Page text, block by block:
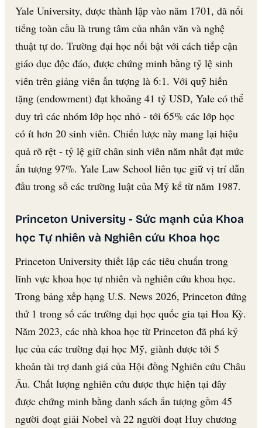
Yale University, được thành lập vào năm 1701, đã nổi
tiếng toàn cầu là trung tâm của nhân văn và nghệ
thuật tự do. Trường đại học nổi bật với cách tiếp cận
giáo dục độc đáo, được chứng minh bằng tỷ lệ sinh
viên trên giảng viên ấn tượng là 6:1. Với quỹ hiến
tặng (endowment) đạt khoảng 41 tỷ USD, Yale có thể
duy trì các nhóm lớp học nhỏ - tới 65% các lớp học
có ít hơn 20 sinh viên. Chiến lược này mang lại hiệu
quả rõ rệt - tỷ lệ giữ chân sinh viên năm nhất đạt mức
ấn tượng 97%. Yale Law School liên tục giữ vị trí dẫn
đầu trong số các trường luật của Mỹ kể từ năm 1987.
Princeton University - Sức mạnh của Khoa
học Tự nhiên và Nghiên cứu Khoa học
Princeton University thiết lập các tiêu chuẩn trong
lĩnh vực khoa học tự nhiên và nghiên cứu khoa học.
Trong bảng xếp hạng U.S. News 2026, Princeton đứng
thứ 1 trong số các trường đại học quốc gia tại Hoa Kỳ.
Năm 2023, các nhà khoa học từ Princeton đã phá kỷ
lục của các trường đại học Mỹ, giành được tới 5
khoản tài trợ danh giá của Hội đồng Nghiên cứu Châu
Âu. Chất lượng nghiên cứu được thực hiện tại đây
được chứng minh bằng danh sách ấn tượng gồm 45
người đoạt giải Nobel và 22 người đoạt Huy chương